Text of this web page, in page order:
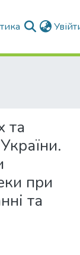
та
при
та